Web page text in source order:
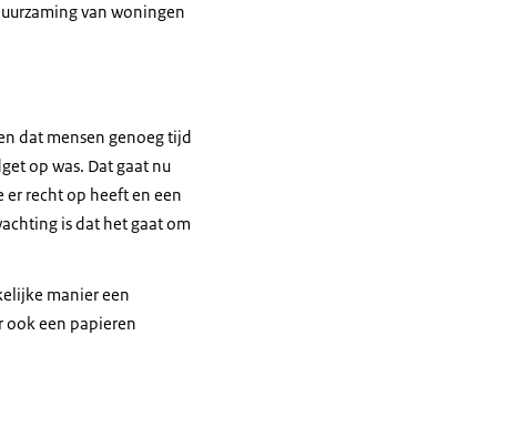
van woningen
dat mensen genoeg tijd
op was. Dat gaat nu
recht op heeft en een
is dat het gaat om
manier een
ook een papieren